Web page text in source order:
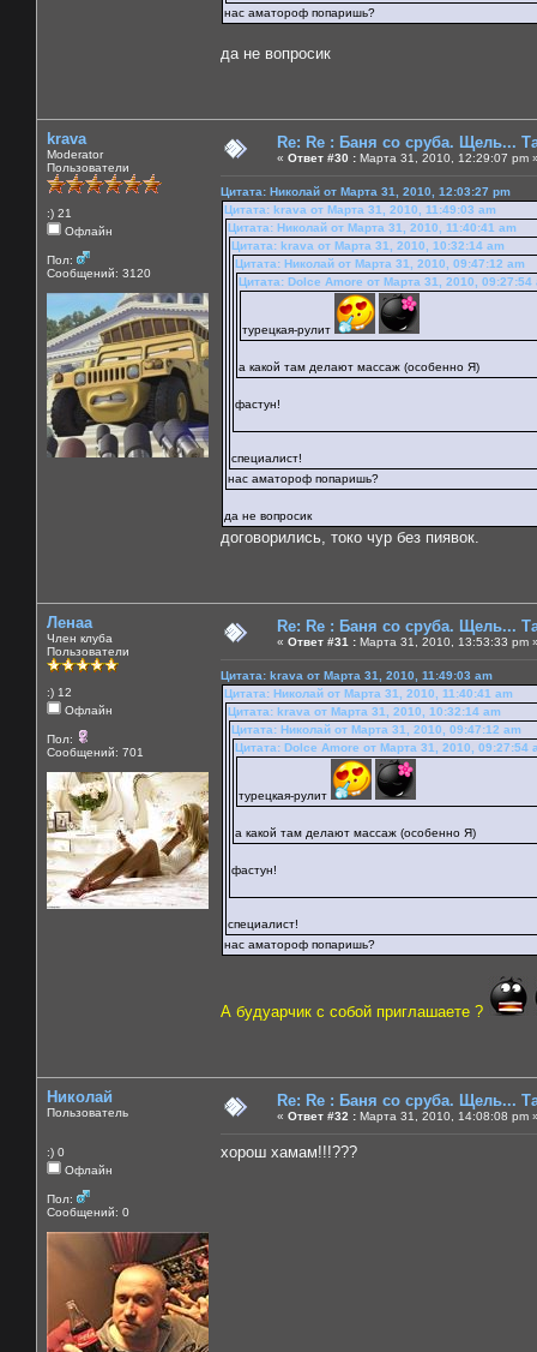
нас аматороф попаришь?
да не вопросик
krava
Moderator
Пользователи
:) 21
Офлайн
Пол:
Сообщений: 3120
Re: Re : Баня со сруба. Щель...
« Ответ #30 : Марта 31, 2010, 12:29:07 pm
Цитата: Николай от Марта 31, 2010, 12:03:27 pm
Цитата: krava от Марта 31, 2010, 11:49:03 am
Цитата: Николай от Марта 31, 2010, 11:40:41 am
Цитата: krava от Марта 31, 2010, 10:32:14 am
Цитата: Николай от Марта 31, 2010, 09:47:12 am
Цитата: Dolce Amore от Марта 31, 2010, 09:27:54
турецкая-рулит
а какой там делают массаж (особенно Я)
фастун!
специалист!
нас аматороф попаришь?
да не вопросик
договорились, токо чур без пиявок.
Ленаа
Член клуба
Пользователи
:) 12
Офлайн
Пол:
Сообщений: 701
Re: Re : Баня со сруба. Щель...
« Ответ #31 : Марта 31, 2010, 13:53:33 pm
Цитата: krava от Марта 31, 2010, 11:49:03 am
Цитата: Николай от Марта 31, 2010, 11:40:41 am
Цитата: krava от Марта 31, 2010, 10:32:14 am
Цитата: Николай от Марта 31, 2010, 09:47:12 am
Цитата: Dolce Amore от Марта 31, 2010, 09:27:54
турецкая-рулит
а какой там делают массаж (особенно Я)
фастун!
специалист!
нас аматороф попаришь?
А будуарчик с собой приглашаете ?
Николай
Пользователь
:) 0
Офлайн
Пол:
Сообщений: 0
Re: Re : Баня со сруба. Щель...
« Ответ #32 : Марта 31, 2010, 14:08:08 pm
хорош хамам!!!???